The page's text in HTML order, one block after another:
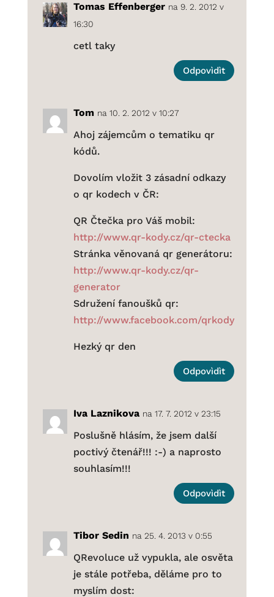
Tomas Effenberger na 9. 2. 2012 v
16:30
cetl taky
Odpovìdìt
Tom na 10. 2. 2012 v 10:27
Ahoj zájemcům o tematiku qr
kódů.
Dovolím vložit 3 zásadní odkazy
o qr kodech v ČR:
QR Čtečka pro Váš mobil:
http://www.qr-kody.cz/qr-ctecka
Stránka věnovaná qr generátoru:
http://www.qr-kody.cz/qr-
generator
Sdružení fanoušků qr:
http://www.facebook.com/qrkody
Hezký qr den
Odpovìdìt
Iva Laznikova na 17. 7. 2012 v 23:15
Poslušně hlásím, že jsem další
poctivý čtenář!!! :-) a naprosto
souhlasím!!!
Odpovìdìt
Tibor Sedin na 25. 4. 2013 v 0:55
QRevoluce už vypukla, ale osvěta
je stále potřeba, děláme pro to
myslím dost: